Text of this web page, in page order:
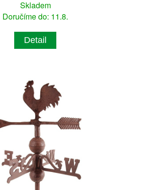
Skladem
Doručíme do: 11.8.
Detail